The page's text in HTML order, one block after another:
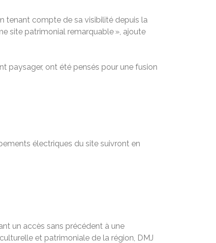
tenant compte de sa visibilité depuis la
site patrimonial remarquable », ajoute
paysager, ont été pensés pour une fusion
électriques du site suivront en
un accès sans précédent à une
et patrimoniale de la région, DMJ